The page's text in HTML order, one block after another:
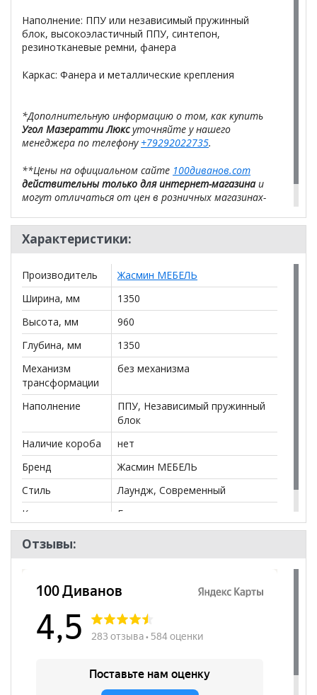
Наполнение: ППУ или независимый пружинный
блок, высокоэластичный ППУ, синтепон,
резинотканевые ремни, фанера
Каркас: Фанера и металлические крепления
*Дополнительную информацию о том, как купить
Угол Мазератти Люксуточняйте у нашего
менеджера по телефону +79292022735.
**Цены на официальном сайте 100диванов.com
действительны только для интернет-магазинаи
могут отличаться от цен в розничных магазинах-
Характеристики:
Производитель
Жасмин МЕБЕЛЬ
Ширина, мм
1350
Высота, мм
960
Глубина, мм
1350
Механизм
трансформации
без механизма
Наполнение
ППУ, Независимый пружинный
блок
Наличие короба
нет
Бренд
Жасмин МЕБЕЛЬ
Стиль
Лаундж, Современный
Комната
Гостиная
Отзывы: